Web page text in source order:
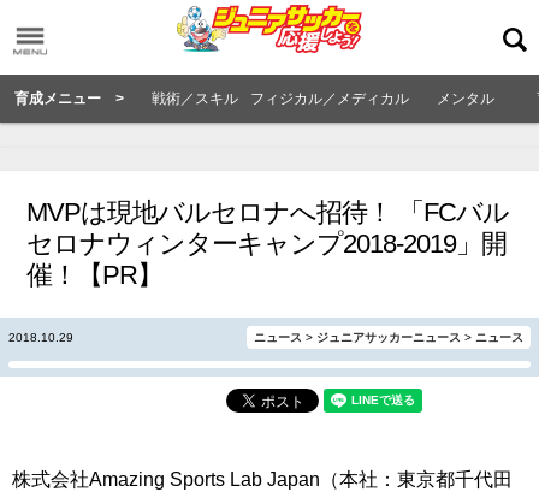
育成メニュー > 戦術／スキル フィジカル／メディカル メンタル
MVPは現地バルセロナへ招待！ 「FCバル
セロナウィンターキャンプ2018-2019」開
催！【PR】
2018.10.29 ニュース > ジュニアサッカーニュース > ニュース
株式会社Amazing Sports Lab Japan（本社：東京都千代田